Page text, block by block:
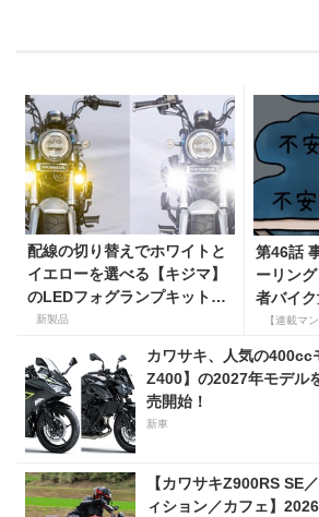
配線の切り替えでホワイトと
イエローを選べる【キジマ】
のLEDフォグランプキットに
ホンダ ダックス／グロム用が
新製品
第46話
ーリン
者バイ
から始
カワサキ、人気の
Z400】の2027年モデル
売開始！
新車
【カワサキZ900RS SE
ィション／カフェ】